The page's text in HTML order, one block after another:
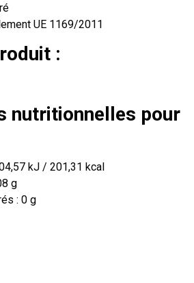
UE 1169/2011
:
nutritionnelles pour
kJ / 201,31 kcal
g
: 0 g